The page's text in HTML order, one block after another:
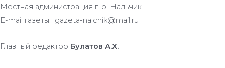
Местная администрация г. о. Нальчик.
E-mail газеты: gazeta-nalchik@mail.ru
Главный редактор Булатов А.Х.